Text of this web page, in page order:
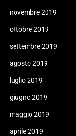
novembre 2019
ottobre 2019
settembre 2019
agosto 2019
luglio 2019
giugno 2019
maggio 2019
aprile 2019